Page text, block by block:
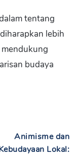
tentang
lebih
budaya
Animisme dan
Lokal: